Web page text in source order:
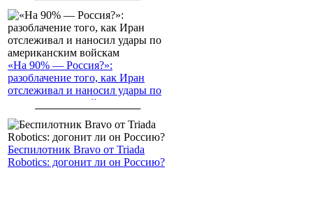
«На 90% — Россия?»:
разоблачение того, как Иран
отслеживал и наносил удары по
американским войскам
Беспилотник Bravo от Triada
Robotics: догонит ли он Россию?